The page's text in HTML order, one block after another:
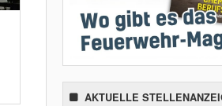
AKTUELLE